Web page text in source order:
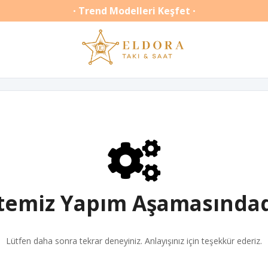
• Trend Modelleri Keşfet •
Yapım
Lütfen daha sonra tekrar deneyiniz. Anlayışınız için teşekkür ederiz.